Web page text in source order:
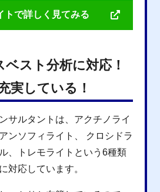
トで詳しく見てみる
スト分析に対応！
実している！
サルタントは、アクチノライ
ンソフィライト、 クロシドラ
、トレモライトという6種類
対応しています。